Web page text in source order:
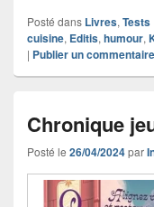
Posté dans Livres, Tests
cuisine, Editis, humour,
| Publier un commentaire
Chronique
Posté le 26/04/2024par